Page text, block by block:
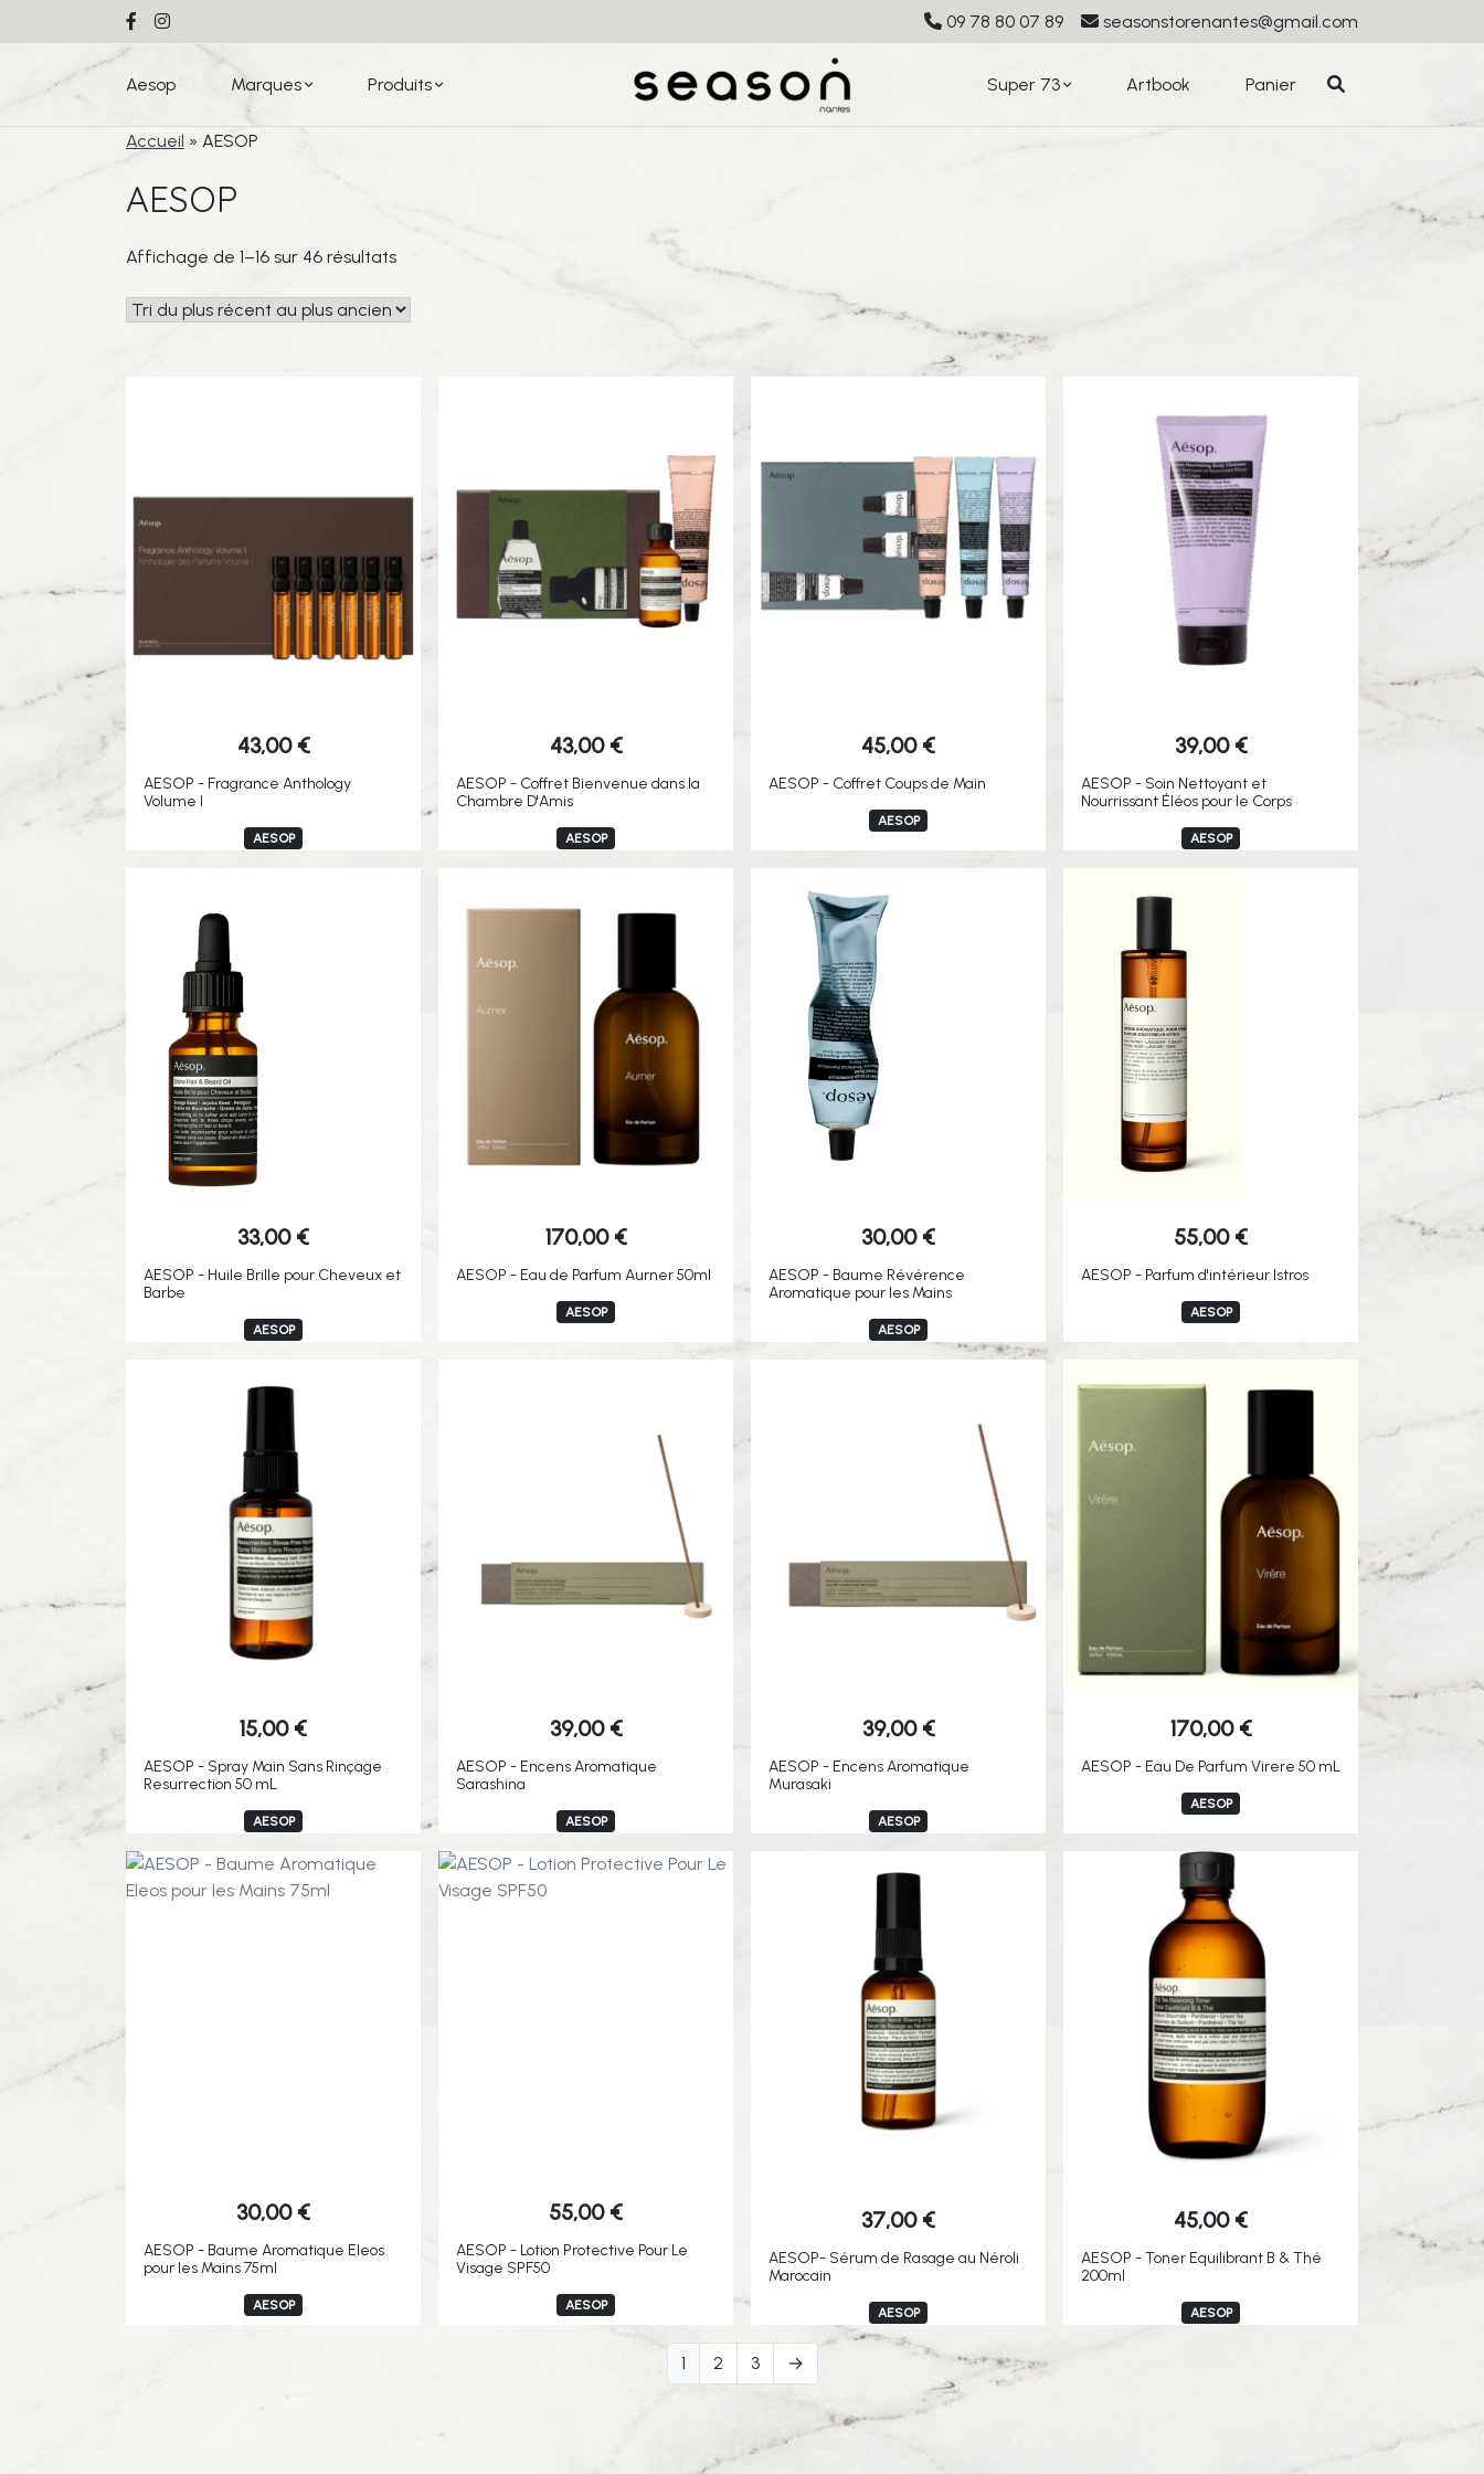
09 78 80 07 89 seasonstorenantes@gmail.com
Aesop Marques Produits Super 73 Artbook Panier
Accueil » AESOP
AESOP
Affichage de 1–16 sur 46 résultatsTrié
plus
43,00 €
AESOP - Fragrance Anthology
Volume I
AESOP
43,00 €
AESOP - Coffret Bienvenue dans la
Chambre D'Amis
AESOP
45,00 €
AESOP - Coffret Coups de Main
AESOP
39,00 €
AESOP - Soin Nettoyant et
Nourrissant Éléos pour le Corps
AESOP
33,00 €
AESOP - Huile Brille pour Cheveux et
Barbe
AESOP
170,00 €
AESOP - Eau de Parfum Aurner 50ml
AESOP
30,00 €
AESOP - Baume Révérence
Aromatique pour les Mains
AESOP
55,00 €
AESOP - Parfum d'intérieur Istros
AESOP
15,00 €
AESOP - Spray Main Sans Rinçage
Resurrection 50 mL
AESOP
39,00 €
AESOP - Encens Aromatique
Sarashina
AESOP
39,00 €
AESOP - Encens Aromatique
Murasaki
AESOP
170,00 €
AESOP - Eau De Parfum Virere 50 mL
AESOP
30,00 €
AESOP - Baume Aromatique Eleos
pour les Mains 75ml
AESOP
55,00 €
AESOP - Lotion Protective Pour Le
Visage SPF50
AESOP
37,00 €
AESOP- Sérum de Rasage au Néroli
Marocain
AESOP
45,00 €
AESOP - Toner Equilibrant B & Thé
200ml
AESOP
1 2 3 →